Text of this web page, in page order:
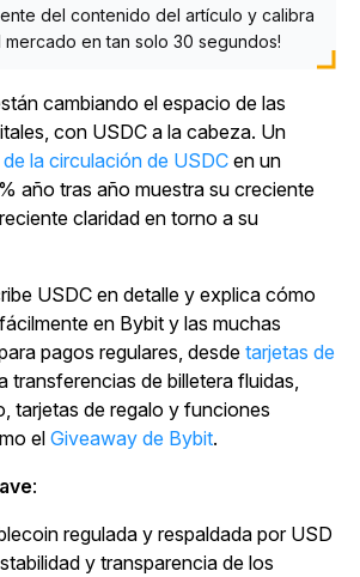
del contenido del artículo y calibra
en tan solo 30 segundos!
cambiando el espacio de las
con USDC a la cabeza. Un
la circulación de USDC en un
año tras año muestra su creciente
claridad en torno a su
USDC en detalle y explica cómo
en Bybit y las muchas
pagos regulares, desde tarjetas de
transferencias de billetera fluidas,
tarjetas de regalo y funciones
el Giveaway de Bybit.
:
regulada y respaldada por USD
y transparencia de los